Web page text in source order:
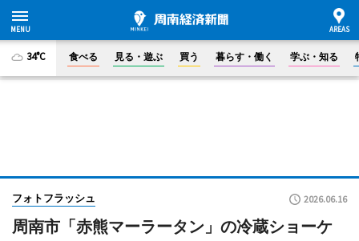
34°C 食べる 見る・遊ぶ 買う 暮らす・働く 学ぶ・知る
フォトフラッシュ 2026.06.16
周南市「赤熊マーラータン」の冷蔵ショーケ